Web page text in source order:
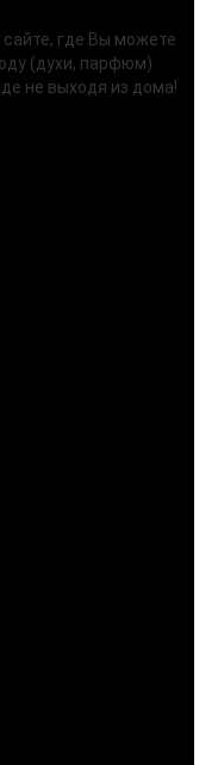
где Вы можете
(духи, парфюм)
не выходя из дома!